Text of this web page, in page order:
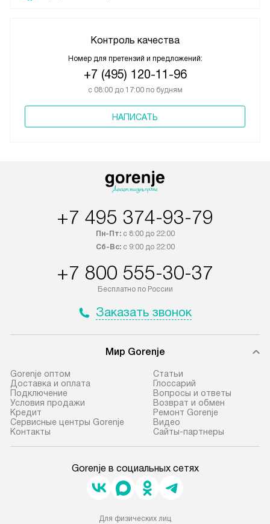
Контроль качества
Номер для претензий и предложений:
+7 (495) 120-11-96
с 08:00 до 17:00 по будням
НАПИСАТЬ
+7 495 374-93-79
Пн-Пт:с 8:00 до 22:00
Сб-Вс:с 9:00 до 22:00
+7 800 555-30-37
Бесплатно по России
Заказать звонок
Мир Gorenje
Gorenje оптом
Доставка и оплата
Подключение
Условия продажи
Кредит
Сервисные центры Gorenje
Контакты
Cтатьи
Глоссарий
Вопросы и ответы
Возврат и обмен
Ремонт Gorenje
Видео
Сайты-партнеры
Gorenje в социальных сетях
Для физических лиц